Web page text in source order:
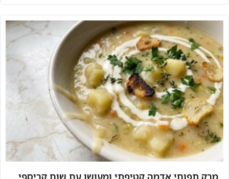
מרק תפוחי אדמה קטיפתי ומעושן עם שום קריספי